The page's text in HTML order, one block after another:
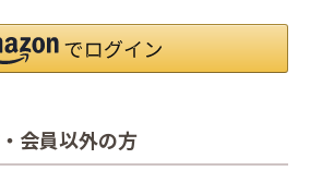
会員以外の方